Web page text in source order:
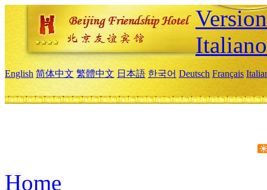
Italiano
English 简体中文 繁體中文 日本語 한국어 Deutsch Français
Home